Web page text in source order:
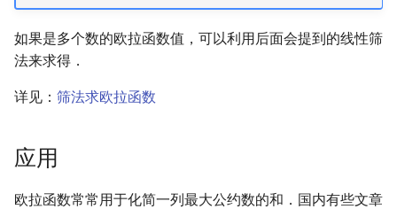
如果是多个数的欧拉函数值，可以利用后面会提到的线性筛
法来求得．
详见： 筛法求欧拉函数
应用
欧拉函数常常用于化简一列最大公约数的和．国内有些文章